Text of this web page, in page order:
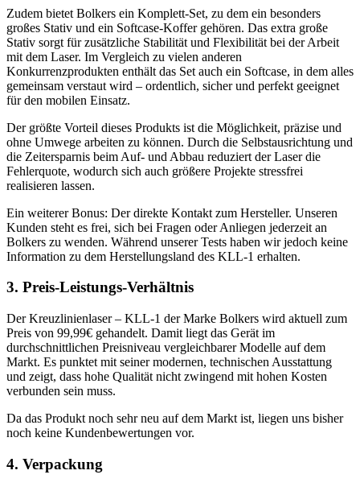
Zudem bietet Bolkers ein Komplett-Set, zu dem ein besonders
großes Stativ und ein Softcase-Koffer gehören. Das extra große
Stativ sorgt für zusätzliche Stabilität und Flexibilität bei der Arbeit
mit dem Laser. Im Vergleich zu vielen anderen
Konkurrenzprodukten enthält das Set auch ein Softcase, in dem alles
gemeinsam verstaut wird – ordentlich, sicher und perfekt geeignet
für den mobilen Einsatz.
Der größte Vorteil dieses Produkts ist die Möglichkeit, präzise und
ohne Umwege arbeiten zu können. Durch die Selbstausrichtung und
die Zeitersparnis beim Auf- und Abbau reduziert der Laser die
Fehlerquote, wodurch sich auch größere Projekte stressfrei
realisieren lassen.
Ein weiterer Bonus: Der direkte Kontakt zum Hersteller. Unseren
Kunden steht es frei, sich bei Fragen oder Anliegen jederzeit an
Bolkers zu wenden. Während unserer Tests haben wir jedoch keine
Information zu dem Herstellungsland des KLL-1 erhalten.
3. Preis-Leistungs-Verhältnis
Der Kreuzlinienlaser – KLL-1 der Marke Bolkers wird aktuell zum
Preis von 99,99€ gehandelt. Damit liegt das Gerät im
durchschnittlichen Preisniveau vergleichbarer Modelle auf dem
Markt. Es punktet mit seiner modernen, technischen Ausstattung
und zeigt, dass hohe Qualität nicht zwingend mit hohen Kosten
verbunden sein muss.
Da das Produkt noch sehr neu auf dem Markt ist, liegen uns bisher
noch keine Kundenbewertungen vor.
4. Verpackung